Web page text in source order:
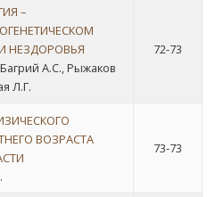
–
НЕЗДОРОВЬЯ
А.С., Рыжаков
Л.Г.
72-73
ВОЗРАСТА
73-73